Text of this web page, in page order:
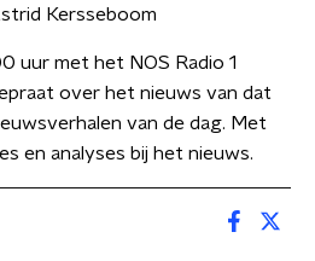
Kersseboom
uur met het NOS Radio 1
over het nieuws van dat
van de dag. Met
en analyses bij het nieuws.